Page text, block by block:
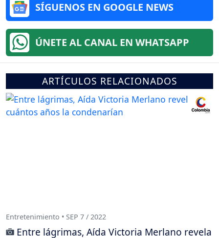
SÍGUENOS EN GOOGLE NEWS
ÚNETE AL CANAL EN WHATSAPP
ARTÍCULOS RELACIONADOS
Entretenimiento • SEP 7 / 2022
Entre lágrimas, Aída Victoria Merlano revela